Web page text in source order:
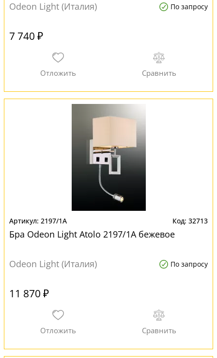
Odeon Light (Италия) По запросу
7 740 ₽
2197/1A 32713
Бра Odeon Light Atolo 2197/1A бежевое
Odeon Light (Италия) По запросу
11 870 ₽